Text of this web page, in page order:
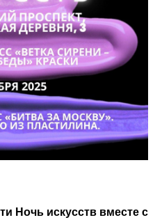
Ночь искусств вместе с